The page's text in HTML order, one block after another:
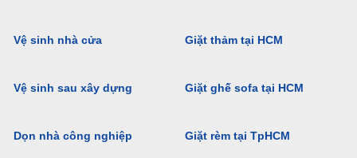
Vệ sinh nhà cửa
Vệ sinh sau xây dựng
Dọn nhà công nghiệp
Giặt thảm tại HCM
Giặt ghế sofa tại HCM
Giặt rèm tại TpHCM